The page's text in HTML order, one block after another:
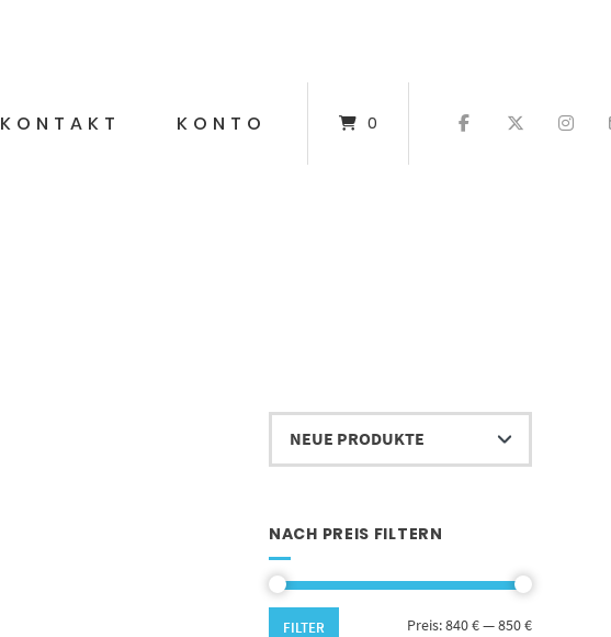
KONTAKT KONTO 0
NACH PREIS FILTERN
Min.
Max.
FILTER Preis:840 €—850 €